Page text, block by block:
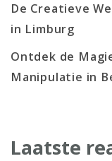
De Creatieve
in Limburg
Ontdek de
Manipulatie in
Laatste